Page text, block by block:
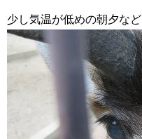
少し気温が低めの朝夕な